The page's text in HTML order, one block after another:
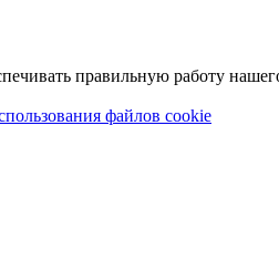
правильную работу
файлов cookie